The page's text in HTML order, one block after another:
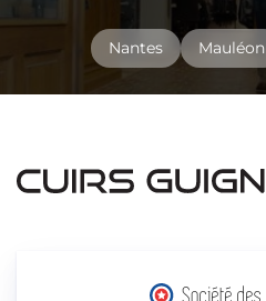
Nantes Mauléon